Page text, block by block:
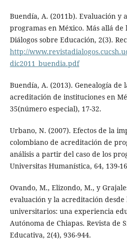
Buendía, A. (2011b). Evaluación y
programas en México. Más allá de
Diálogos sobre Educación, 2(3).
http://
dic2011_buendia.pdf
Buendía, A. (2013). Genealogía de
acreditación de instituciones en
35(número especial), 17-32.
Urbano, N. (2007). Efectos de la
colombiano de acreditación de
análisis a partir del caso de los
Universitas Humanística, 64, 139-
Ovando, M., Elizondo, M., y
evaluación y la acreditación
universitarios: una experiencia
Autónoma de Chiapas. Revista de
Educativa, 2(4), 936-944.